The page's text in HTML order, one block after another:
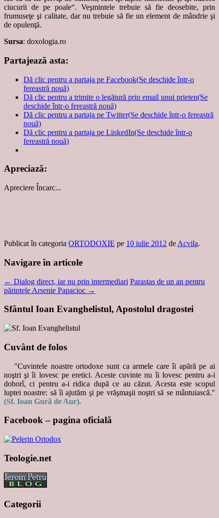
ciucurii de pe poale“. Veşmintele trebuie să fie deosebite, prin
frumuseţe şi calitate, dar nu trebuie să fie un element de mândrie şi
de opulenţă.
Sursa: doxologia.ro
Partajează asta:
Dă clic pentru a partaja pe Facebook(Se deschide într-o
fereastră nouă)
Dă clic pentru a trimite o legătură prin email unui prieten(Se
deschide într-o fereastră nouă)
Dă clic pentru a partaja pe Twitter(Se deschide într-o fereastră
nouă)
Dă clic pentru a partaja pe LinkedIn(Se deschide într-o
fereastră nouă)
Apreciază:
Apreciere Încarc...
Publicat în categoria ORTODOXIE pe 10 iulie 2012 de Acvila.
Navigare în articole
← Dialog direct, iar nu prin intermediari Parastas de un an pentru
părintele Arsenie Papacioc →
Sfântul Ioan Evanghelistul, Apostolul dragostei
Cuvânt de folos
"Cuvintele noastre ortodoxe sunt ca armele care îi apără pe ai
noştri şi îi lovesc pe eretici. Aceste cuvinte nu îi lovesc pentru a-i
doborî, ci pentru a-i ridica după ce au căzut. Acesta este scopul
luptei noastre: să îi ajutăm şi pe vrăşmaşii noştri să se mântuiască."
(Sf. Ioan Gură de Aur).
Facebook – pagina oficială
Teologie.net
Categorii